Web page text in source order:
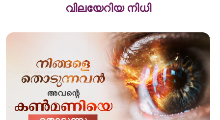
വിലയേറിയ നിധി